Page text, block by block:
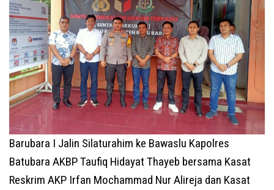
Barubara I Jalin Silaturahim ke Bawaslu Kapolres
Batubara AKBP Taufiq Hidayat Thayeb bersama Kasat
Reskrim AKP Irfan Mochammad Nur Alireja dan Kasat